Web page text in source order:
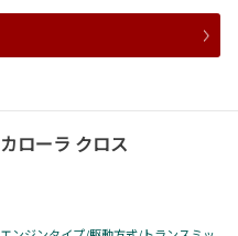
カローラ クロス